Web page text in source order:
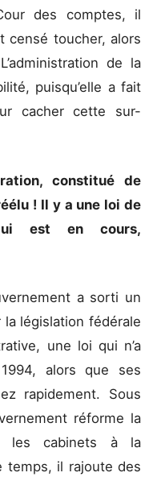
des comptes, il
censé toucher, alors
de la
puisqu’elle a fait
cacher cette sur-
constitué de
! Il y a une loi de
est en cours,
a sorti un
législation fédérale
une loi qui n’a
alors que ses
rapidement. Sous
réforme la
les cabinets à la
temps, il rajoute des